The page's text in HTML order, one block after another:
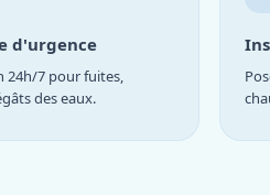
d'urgence
7 pour fuites,
des eaux.